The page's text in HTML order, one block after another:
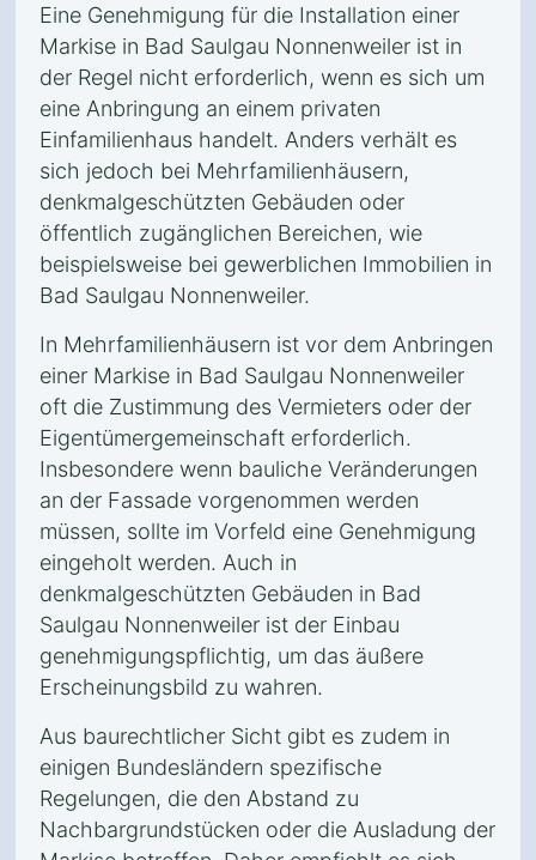
Eine Genehmigung für die Installation einer
Markise in Bad Saulgau Nonnenweiler ist in
der Regel nicht erforderlich, wenn es sich um
eine Anbringung an einem privaten
Einfamilienhaus handelt. Anders verhält es
sich jedoch bei Mehrfamilienhäusern,
denkmalgeschützten Gebäuden oder
öffentlich zugänglichen Bereichen, wie
beispielsweise bei gewerblichen Immobilien in
Bad Saulgau Nonnenweiler.
In Mehrfamilienhäusern ist vor dem Anbringen
einer Markise in Bad Saulgau Nonnenweiler
oft die Zustimmung des Vermieters oder der
Eigentümergemeinschaft erforderlich.
Insbesondere wenn bauliche Veränderungen
an der Fassade vorgenommen werden
müssen, sollte im Vorfeld eine Genehmigung
eingeholt werden. Auch in
denkmalgeschützten Gebäuden in Bad
Saulgau Nonnenweiler ist der Einbau
genehmigungspflichtig, um das äußere
Erscheinungsbild zu wahren.
Aus baurechtlicher Sicht gibt es zudem in
einigen Bundesländern spezifische
Regelungen, die den Abstand zu
Nachbargrundstücken oder die Ausladung der